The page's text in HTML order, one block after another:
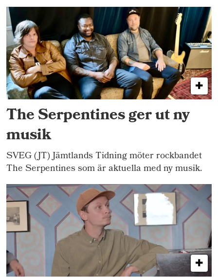
The Serpentines ger ut ny
musik
SVEG (JT) Jämtlands Tidning möter rockbandet
The Serpentines som är aktuella med ny musik.